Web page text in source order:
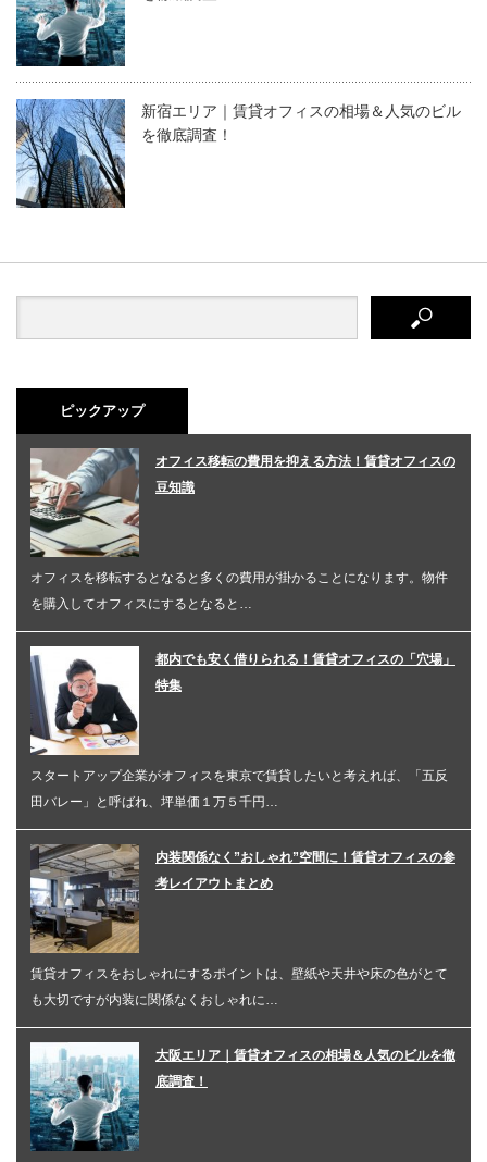
新宿エリア｜賃貸オフィスの相場＆人気のビル
を徹底調査！
ピックアップ
オフィス移転の費用を抑える方法！賃貸オフィスの
豆知識
オフィスを移転するとなると多くの費用が掛かることになります。物件
を購入してオフィスにするとなると…
都内でも安く借りられる！賃貸オフィスの「穴場」
特集
スタートアップ企業がオフィスを東京で賃貸したいと考えれば、「五反
田バレー」と呼ばれ、坪単価１万５千円…
内装関係なく”おしゃれ”空間に！賃貸オフィスの参
考レイアウトまとめ
賃貸オフィスをおしゃれにするポイントは、壁紙や天井や床の色がとて
も大切ですが内装に関係なくおしゃれに…
大阪エリア｜賃貸オフィスの相場＆人気のビルを徹
底調査！